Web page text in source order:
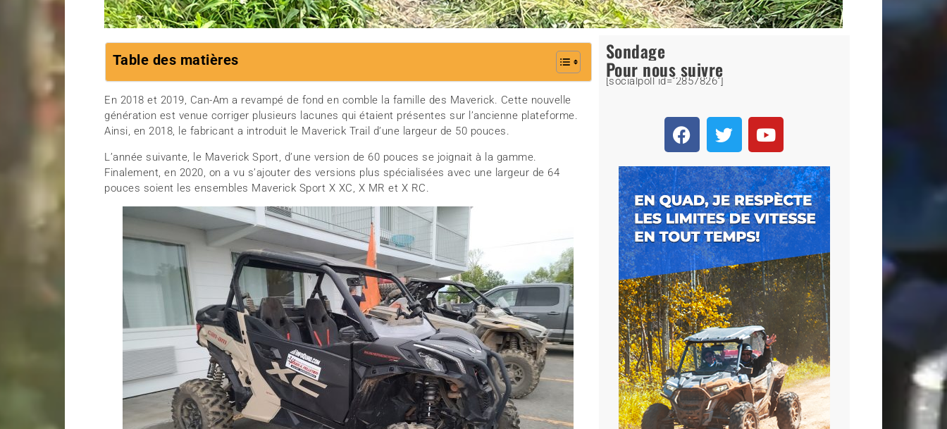
Table des matières
En 2018 et 2019, Can-Am a revampé de fond en comble la famille des Maverick. Cette nouvelle
génération est venue corriger plusieurs lacunes qui étaient présentes sur l’ancienne plateforme.
Ainsi, en 2018, le fabricant a introduit le Maverick Trail d’une largeur de 50 pouces.
L’année suivante, le Maverick Sport, d’une version de 60 pouces se joignait à la gamme.
Finalement, en 2020, on a vu s’ajouter des versions plus spécialisées avec une largeur de 64
pouces soient les ensembles Maverick Sport X XC, X MR et X RC.
Sondage
[socialpoll id="2857826"]
Pour nous suivre